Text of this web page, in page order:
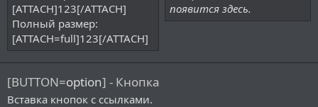
[ATTACH]123[/ATTACH]
Полный размер:
[ATTACH=full]123[/ATTACH]
появится здесь.
[BUTTON=option] - Кнопка
Вставка кнопок с ссылками.